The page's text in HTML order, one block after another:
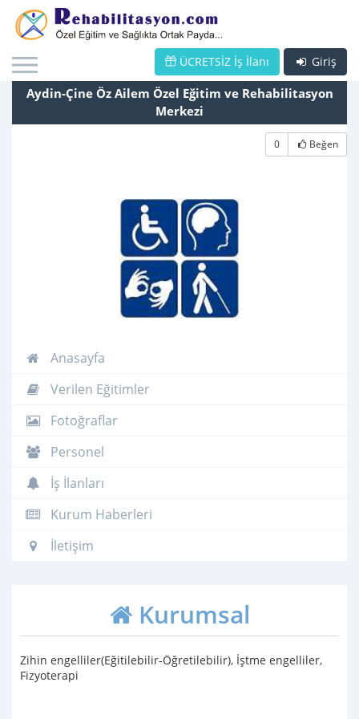
Giriş
ÜCRETSİZ İş İlanı
Aydin-Çine Öz Ailem Özel Eğitim ve Rehabilitasyon
Merkezi
0 Beğen
Anasayfa
Verilen Eğitimler
Fotoğraflar
Personel
İş İlanları
Kurum Haberleri
İletişim
Kurumsal
Zihin engelliler(Eğitilebilir-Öğretilebilir), İştme engelliler,
Fizyoterapi